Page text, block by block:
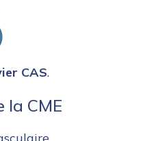
CAS.
la CME